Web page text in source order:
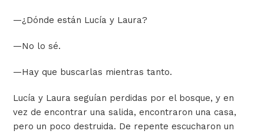
—¿Dónde están Lucía y Laura?
—No lo sé.
—Hay que buscarlas mientras tanto.
Lucía y Laura seguían perdidas por el bosque, y en
vez de encontrar una salida, encontraron una casa,
pero un poco destruida. De repente escucharon un